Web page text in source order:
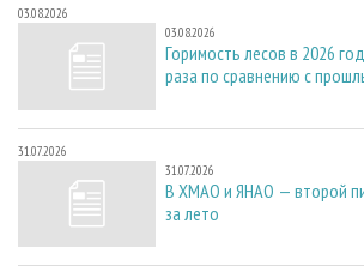
03.08.2026
03.08.2026
Горимость лесов в 2026
раза по сравнению с
31.07.2026
31.07.2026
В ХМАО и ЯНАО — второй
за лето